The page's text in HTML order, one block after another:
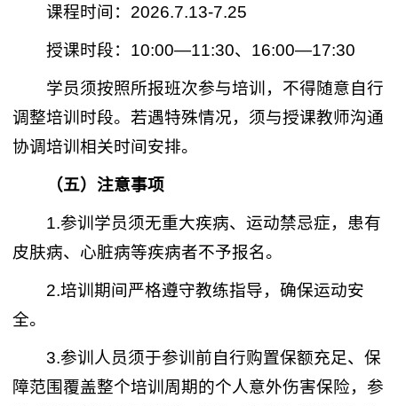
课程时间：2026.7.13-7.25
授课时段：10:00—11:30、16:00—17:30
学员须按照所报班次参与培训，不得随意自行
调整培训时段。若遇特殊情况，须与授课教师沟通
协调培训相关时间安排。
（五）注意事项
1.参训学员须无重大疾病、运动禁忌症，患有
皮肤病、心脏病等疾病者不予报名。
2.培训期间严格遵守教练指导，确保运动安
全。
3.参训人员须于参训前自行购置保额充足、保
障范围覆盖整个培训周期的个人意外伤害保险，参